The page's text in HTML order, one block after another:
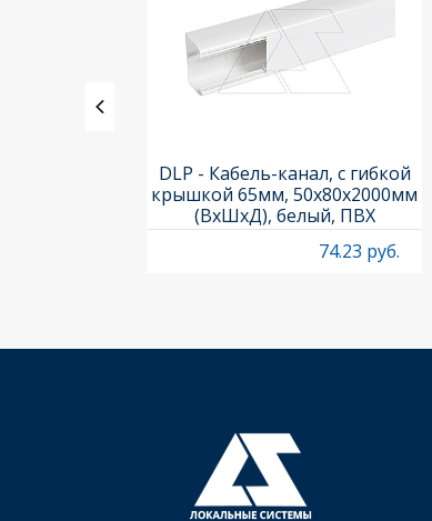
DLP - Кабель-канал, с гибкой
крышкой 65мм, 50x80х2000мм
(ВхШхД), белый, ПВХ
74.23 руб.